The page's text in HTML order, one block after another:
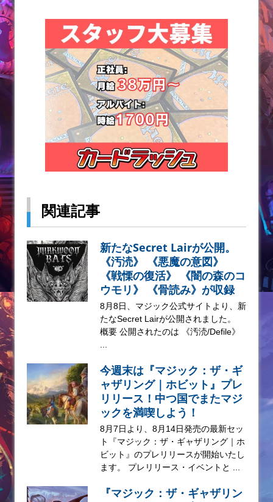
関連記事
新たなSecret Lairが公開。
《汚涜》 《悪魔の意図》
《戦慄の復活》 《闇の森のコ
ウモリ》 《骨読み》が収録
8月8日、マジック公式サイトより、新
たなSecret Lairが公開されました。
概要 公開されたのは 《汚涜/Defile》
今週末は『マジック：ザ・ギ
ャザリング｜ホビット』プレ
リリース！中つ国でまたマジ
ックを満喫しよう！
8月7日より、8月14日発売の最新セッ
ト『マジック：ザ・ギャザリング｜ホ
ビット』のプレリリースが開始いたし
ます。 プレリリース・イベントと ...
『マジック：ザ・ギャザリン